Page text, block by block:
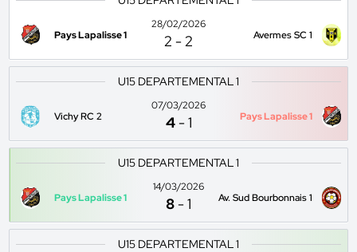
Pays Lapalisse 1
28/02/2026
2 -2 Avermes SC 1
U15 DEPARTEMENTAL 1
Vichy RC 2
07/03/2026
4 -1 Pays Lapalisse 1
U15 DEPARTEMENTAL 1
Pays Lapalisse 1
14/03/2026
8 -1 Av. Sud Bourbonnais 1
U15 DEPARTEMENTAL 1